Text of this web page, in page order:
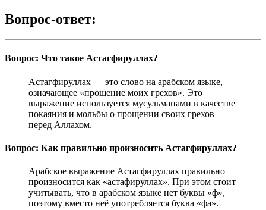
Вопрос-ответ:
Вопрос: Что такое Астагфируллах?
Астагфируллах — это слово на арабском языке,
означающее «прощение моих грехов». Это
выражение используется мусульманами в качестве
покаяния и мольбы о прощении своих грехов
перед Аллахом.
Вопрос: Как правильно произносить Астагфируллах?
Арабское выражение Астагфируллах правильно
произносится как «астафируллах». При этом стоит
учитывать, что в арабском языке нет буквы «ф»,
поэтому вместо неё употребляется буква «фа».